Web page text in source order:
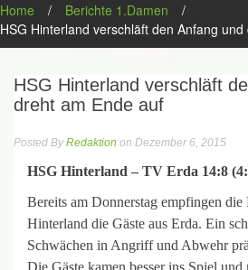
Home / Berichte 1.Damen
/
HSG Hinterland verschläft den Anfang
HSG Hinterland verschläft
dreht am Ende auf
Posted ByRedaktion on Dezember 6, 2015
HSG Hinterland – TV Erda 14:8
Bereits am Donnerstag empfingen die
Hinterland die Gäste aus Erda. Ein
Schwächen in Angriff und Abwehr
Die Gäste kamen besser ins Spiel und